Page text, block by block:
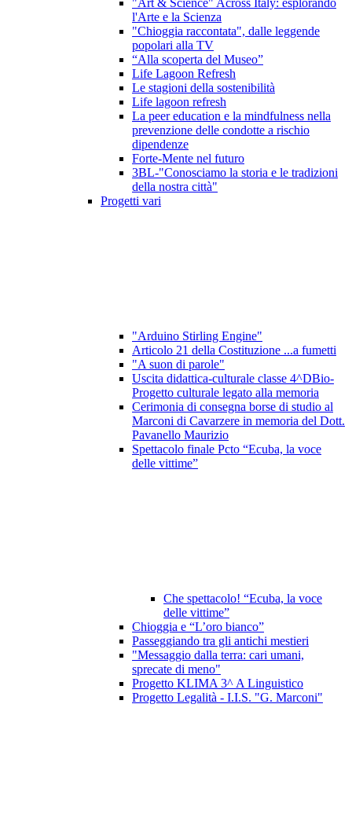
"Art & Science" Across Italy: esplorando
l'Arte e la Scienza
"Chioggia raccontata", dalle leggende
popolari alla TV
“Alla scoperta del Museo”
Life Lagoon Refresh
Le stagioni della sostenibilità
Life lagoon refresh
La peer education e la mindfulness nella
prevenzione delle condotte a rischio
dipendenze
Forte-Mente nel futuro
3BL-"Conosciamo la storia e le tradizioni
della nostra città"
Progetti vari
"Arduino Stirling Engine"
Articolo 21 della Costituzione ...a fumetti
"A suon di parole"
Uscita didattica-culturale classe 4^DBio-
Progetto culturale legato alla memoria
Cerimonia di consegna borse di studio al
Marconi di Cavarzere in memoria del Dott.
Pavanello Maurizio
Spettacolo finale Pcto “Ecuba, la voce
delle vittime”
Che spettacolo! “Ecuba, la voce
delle vittime”
Chioggia e “L’oro bianco”
Passeggiando tra gli antichi mestieri
"Messaggio dalla terra: cari umani,
sprecate di meno"
Progetto KLIMA 3^ A Linguistico
Progetto Legalità - I.I.S. "G. Marconi"